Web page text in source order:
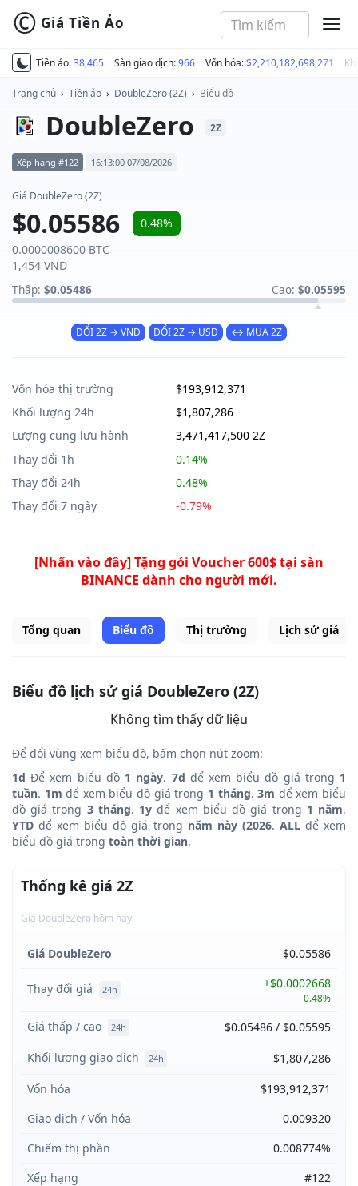
Tiền ảo:38,465 Sàn giao dịch:966 Vốn hóa:$2,210,182,698,271
© Giá Tiền Ảo
Trang chủ › Tiền ảo › DoubleZero (2Z) › Biểu đồ
DoubleZero 2Z
Xếp hạng #122 16:13:00 07/08/2026
Giá DoubleZero (2Z)
$0.05586
0.48%
0.0000008600 BTC
1,454 VND
Thấp: $0.05486 Cao: $0.05595
ĐỔI 2Z → VND ĐỔI 2Z → USD ↔ MUA 2Z
Vốn hóa thị trường
$193,912,371
Khối lượng 24h
$1,807,286
Lượng cung lưu hành
3,471,417,500 2Z
Thay đổi 1h
0.14%
Thay đổi 24h
0.48%
Thay đổi 7 ngày
-0.79%
[Nhấn vào đây] Tặng gói Voucher 600$ tại sàn
BINANCE dành cho người mới.
Tổng quan Biểu đồ Thị trường Lịch sử giá
Biểu đồ lịch sử giá DoubleZero (2Z)
Không tìm thấy dữ liệu
Để đổi vùng xem biểu đồ, bấm chọn nút zoom:
1d Để xem biểu đồ 1 ngày. 7d để xem biểu đồ giá trong 1
tuần. 1m để xem biểu đồ giá trong 1 tháng.3m để xem biểu
đồ giá trong 3 tháng. 1y để xem biểu đồ giá trong 1 năm.
YTD để xem biểu đồ giá trong năm này (2026. ALLđể xem
biểu đồ giá trong toàn thời gian.
Thống kê giá 2Z
Giá DoubleZero hôm nay
Giá DoubleZero $0.05586
Thay đổi giá 24h +$0.0002668
0.48%
Giá thấp / cao 24h
$0.05486 / $0.05595
Khối lượng giao dịch
24h
$1,807,286
Vốn hóa
$193,912,371
Giao dịch / Vốn hóa
0.009320
Chiếm thị phần
0.008774%
Xếp hạng
#122